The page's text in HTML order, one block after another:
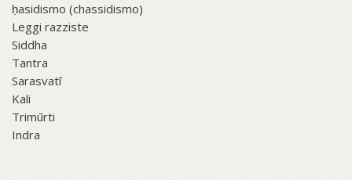
ḥasidismo (chassidismo)
Leggi razziste
Siddha
Tantra
Sarasvatī
Kali
Trimūrti
Indra